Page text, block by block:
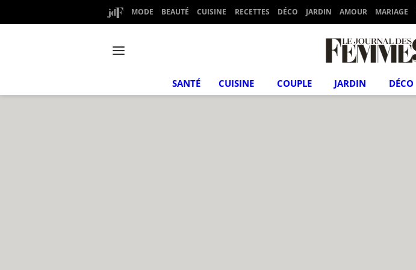
MODE BEAUTÉ CUISINE RECETTES DÉCO JARDIN AMOUR MARIAGE
SANTÉ CUISINE COUPLE JARDIN DÉCO